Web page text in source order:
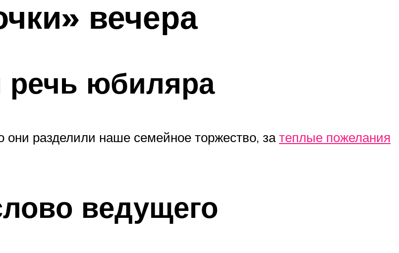
вечера
речь юбиляра
они разделили наше семейное торжество, затеплые пожелания
ведущего